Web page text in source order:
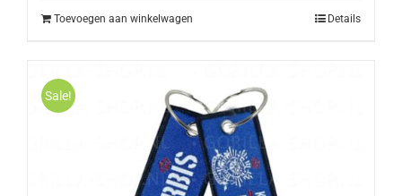
Toevoegen aan winkelwagen Details
Sale!